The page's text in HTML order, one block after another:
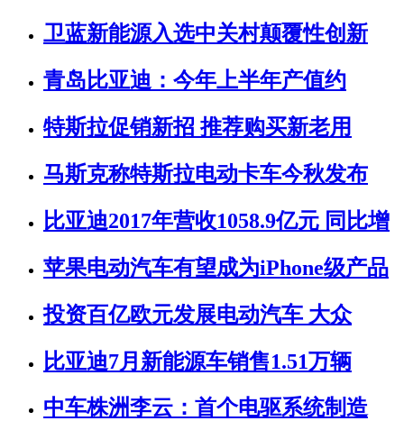
卫蓝新能源入选中关村颠覆性创新
青岛比亚迪：今年上半年产值约
特斯拉促销新招 推荐购买新老用
马斯克称特斯拉电动卡车今秋发布
比亚迪2017年营收1058.9亿元 同比增
苹果电动汽车有望成为iPhone级产品
投资百亿欧元发展电动汽车 大众
比亚迪7月新能源车销售1.51万辆
中车株洲李云：首个电驱系统制造